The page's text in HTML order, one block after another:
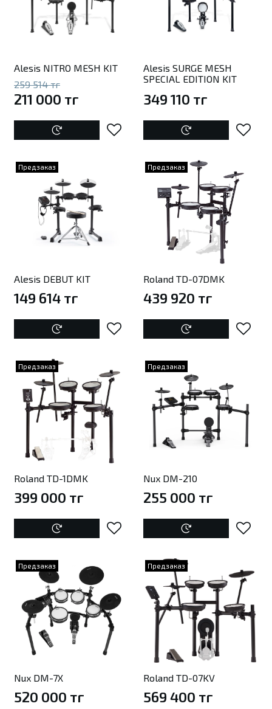
Alesis NITRO MESH KIT
259 514 тг
211 000 тг
Alesis SURGE MESH
SPECIAL EDITION KIT
349 110 тг
Предзаказ
Alesis DEBUT KIT
149 614 тг
Предзаказ
Roland TD-07DMK
439 920 тг
Предзаказ
Roland TD-1DMK
399 000 тг
Предзаказ
Nux DM-210
255 000 тг
Предзаказ
Nux DM-7X
520 000 тг
Предзаказ
Roland TD-07KV
569 400 тг